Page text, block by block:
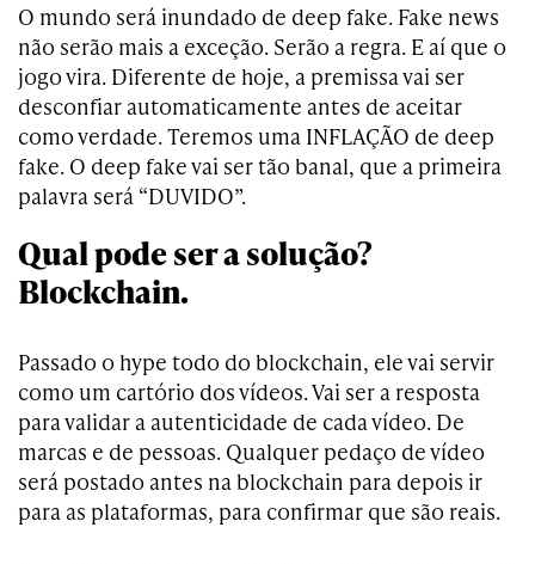
O mundo será inundado de deep fake. Fake news
não serão mais a exceção. Serão a regra. E aí que o
jogo vira. Diferente de hoje, a premissa vai ser
desconfiar automaticamente antes de aceitar
como verdade. Teremos uma INFLAÇÃO de deep
fake. O deep fake vai ser tão banal, que a primeira
palavra será “DUVIDO”.
Qual pode ser a solução?
Blockchain.
Passado o hype todo do blockchain, ele vai servir
como um cartório dos vídeos. Vai ser a resposta
para validar a autenticidade de cada vídeo. De
marcas e de pessoas. Qualquer pedaço de vídeo
será postado antes na blockchain para depois ir
para as plataformas, para confirmar que são reais.